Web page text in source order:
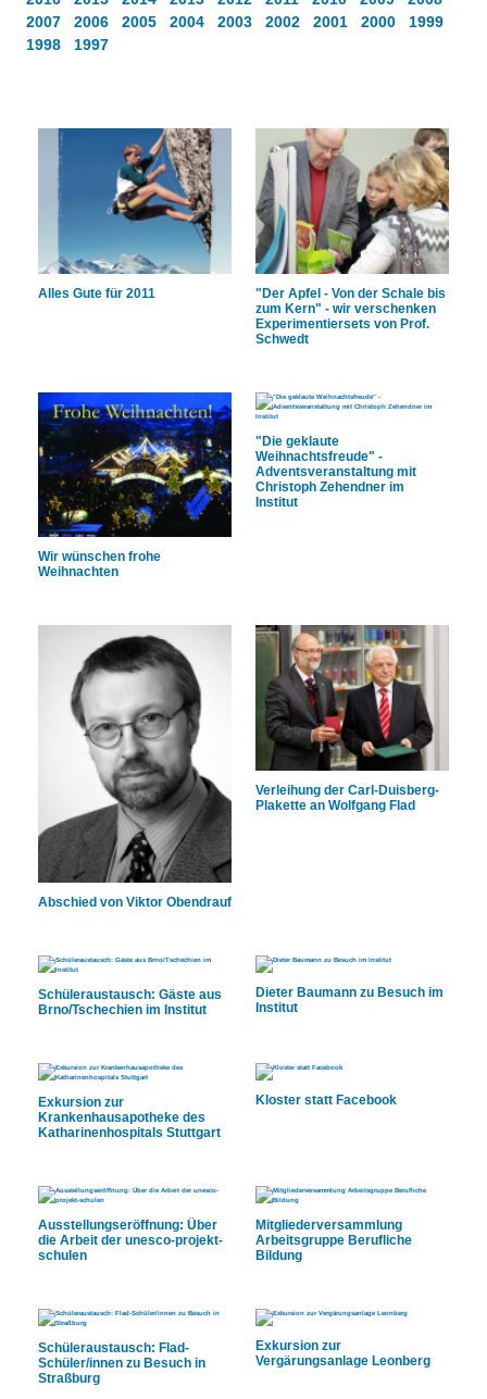
Eduthek
QM-Zertifizierung nach SGB III / AZAV
Unsere Linktipps
Pressearchiv
Benzolring-Archiv
2007
2006 2005 2004 2003 2002 2001 2000
1999
1998
1997
Alles Gute für 2011
"Der Apfel - Von der Schale bis
zum Kern" - wir verschenken
Experimentiersets von Prof.
Schwedt
Wir wünschen frohe
Weihnachten
"Die geklaute
Weihnachtsfreude" -
Adventsveranstaltung mit
Christoph Zehendner im
Institut
Abschied von Viktor Obendrauf
Verleihung der Carl-Duisberg-
Plakette an Wolfgang Flad
Schüleraustausch: Gäste aus
Brno/Tschechien im Institut
Dieter Baumann zu Besuch im
Institut
Exkursion zur
Krankenhausapotheke des
Katharinenhospitals Stuttgart
Kloster statt Facebook
Ausstellungseröffnung: Über
die Arbeit der unesco-projekt-
schulen
Mitgliederversammlung
Arbeitsgruppe Berufliche
Bildung
Schüleraustausch: Flad-
Schüler/innen zu Besuch in
Straßburg
Exkursion zur
Vergärungsanlage Leonberg